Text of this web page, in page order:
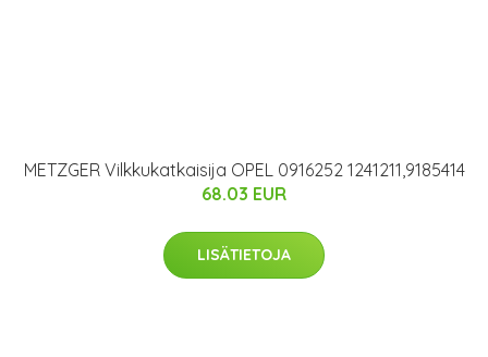
METZGER Vilkkukatkaisija OPEL 0916252 1241211,9185414
68.03 EUR
LISÄTIETOJA